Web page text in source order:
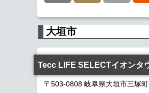
大垣市
Tecc LIFE SELECTイオンタ
〒503-0808 岐阜県大垣市三塚